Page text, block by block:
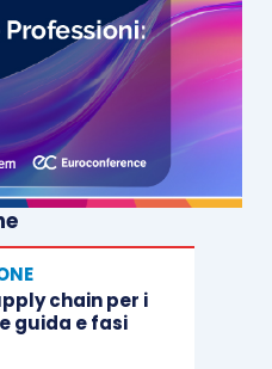
all’interno delle loro
i prossimi mesi non
bensì nel
potenziando
sottostante.
della
che riusciranno a
chain per i
guida e fasi